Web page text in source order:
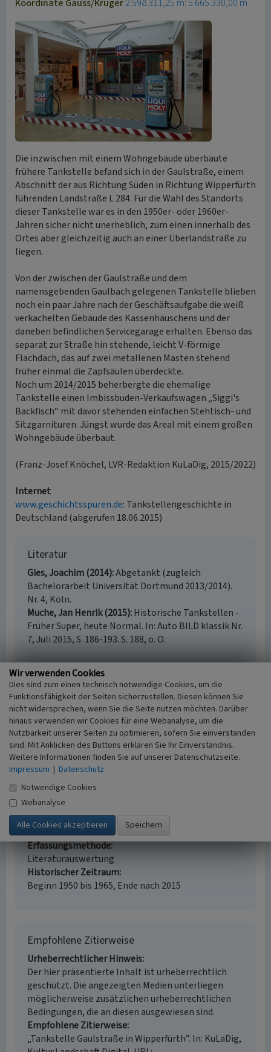
Koordinate Gauss/Krüger2.598.311,25 m: 5.665.330,00 m
Die inzwischen mit einem Wohngebäude überbaute
frühere Tankstelle befand sich in der Gaulstraße, einem
Abschnitt der aus Richtung Süden in Richtung Wipperfürth
führenden Landstraße L 284. Für die Wahl des Standorts
dieser Tankstelle war es in den 1950er- oder 1960er-
Jahren sicher nicht unerheblich, zum einen innerhalb des
Ortes aber gleichzeitig auch an einer Überlandstraße zu
liegen.
Von der zwischen der Gaulstraße und dem
namensgebenden Gaulbach gelegenen Tankstelle blieben
noch ein paar Jahre nach der Geschäftsaufgabe die weiß
verkachelten Gebäude des Kassenhäuschens und der
daneben befindlichen Servicegarage erhalten. Ebenso das
separat zur Straße hin stehende, leicht V-förmige
Flachdach, das auf zwei metallenen Masten stehend
früher einmal die Zapfsäulen überdeckte.
Noch um 2014/2015 beherbergte die ehemalige
Tankstelle einen Imbissbuden-Verkaufswagen „Siggi's
Backfisch“ mit davor stehenden einfachen Stehtisch- und
Sitzgarnituren. Jüngst wurde das Areal mit einem großen
Wohngebäude überbaut.
(Franz-Josef Knöchel, LVR-Redaktion KuLaDig, 2015/2022)
Internet
www.geschichtsspuren.de: Tankstellengeschichte in
Deutschland (abgerufen 18.06.2015)
Literatur
Gies, Joachim (2014) Abgetankt (zugleich
Bachelorarbeit Universität Dortmund 2013/2014).
Nr. 4, Köln.
Muche, Jan Henrik (2015) Historische Tankstellen -
Früher Super, heute Normal. In: Auto BILD klassik Nr.
7, Juli 2015, S. 186-193. S. 188, o. O.
Tankstelle Gaulstraße in Wipperfürth
Schlagwörter
Tankstelle Imbissbude
Straße / Hausnummer
Gaulstraße 45
Ort
Fachsicht(en)
Kulturlandschaftspflege, Landeskunde
Erfassungsmaßstab
i.d.R. 1:5.000 (größer als 1:20.000)
Erfassungsmethode
Literaturauswertung
Historischer Zeitraum
Beginn 1950 bis 1965, Ende nach 2015
Empfohlene Zitierweise
Urheberrechtlicher Hinweis
Der hier präsentierte Inhalt ist urheberrechtlich
geschützt. Die angezeigten Medien unterliegen
möglicherweise zusätzlichen urheberrechtlichen
Bedingungen, die an diesen ausgewiesen sind.
Empfohlene Zitierweise
„Tankstelle Gaulstraße in Wipperfürth”. In: KuLaDig,
Wir verwenden Cookies
Dies sind zum einen technisch notwendige Cookies, um die
Funktionsfähigkeit der Seiten sicherzustellen. Diesen können Sie
nicht widersprechen, wenn Sie die Seite nutzen möchten. Darüber
hinaus verwenden wir Cookies für eine Webanalyse, um die
Nutzbarkeit unserer Seiten zu optimieren, sofern Sie einverstanden
sind. Mit Anklicken des Buttons erklären Sie Ihr Einverständnis.
Weitere Informationen finden Sie auf unserer Datenschutzseite.
Impressum | Datenschutz
Notwendige Cookies
Webanalyse